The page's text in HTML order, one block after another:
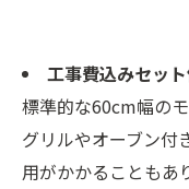
工事費込みセッ
標準的な60cm幅の
グリルやオーブン付
用がかかることもあ